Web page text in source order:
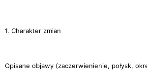
1. Charakter zmian
Opisane objawy (zaczerwienienie, połysk,